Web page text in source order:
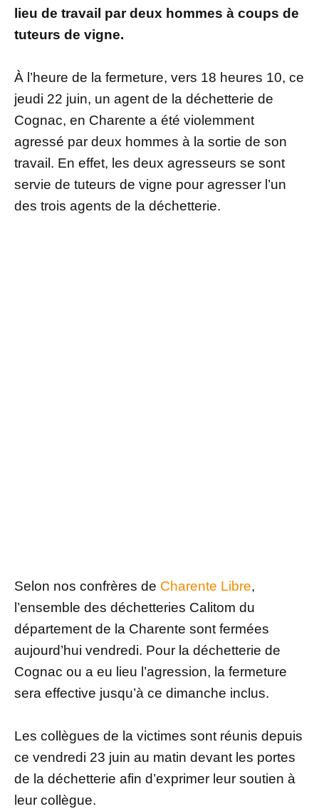
lieu de travail par deux hommes à coups de
tuteurs de vigne.
À l’heure de la fermeture, vers 18 heures 10, ce
jeudi 22 juin, un agent de la déchetterie de
Cognac, en Charente a été violemment
agressé par deux hommes à la sortie de son
travail. En effet, les deux agresseurs se sont
servie de tuteurs de vigne pour agresser l’un
des trois agents de la déchetterie.
Selon nos confrères de Charente Libre,
l’ensemble des déchetteries Calitom du
département de la Charente sont fermées
aujourd’hui vendredi. Pour la déchetterie de
Cognac ou a eu lieu l’agression, la fermeture
sera effective jusqu’à ce dimanche inclus.
Les collègues de la victimes sont réunis depuis
ce vendredi 23 juin au matin devant les portes
de la déchetterie afin d’exprimer leur soutien à
leur collègue.